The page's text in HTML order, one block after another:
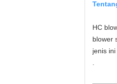
HC
blower
jenis